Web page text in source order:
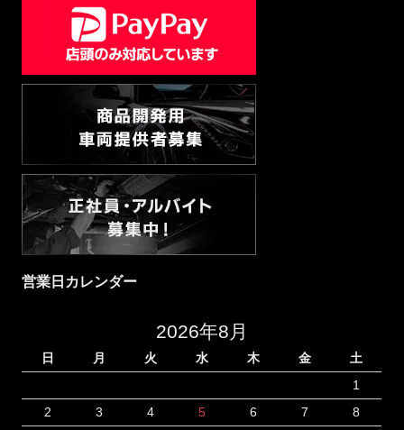
営業日カレンダー
2026年8月
日 月 火 水 木 金
土
1
2
3 4 5 6 7
8